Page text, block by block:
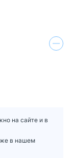
на сайте и в
в нашем